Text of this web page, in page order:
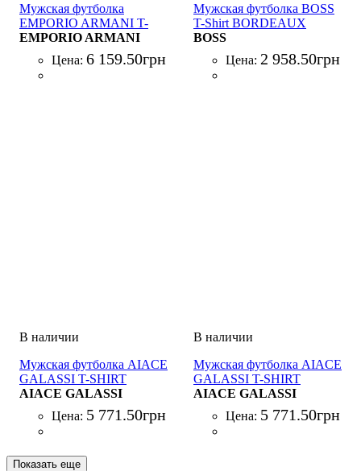
Мужская футболка
EMPORIO ARMANI T-
SHIRT BIANCO
EMPORIO ARMANI
Цена: 6 159.50грн
Мужская футболка BOSS
T-Shirt BORDEAUX
BOSS
Цена: 2 958.50грн
Мужская футболка AIACE
GALASSI T-SHIRT
AIACE GALASSI
Цена: 5 771.50грн
Мужская футболка AIACE
GALASSI T-SHIRT
AIACE GALASSI
Цена: 5 771.50грн
Показать еще